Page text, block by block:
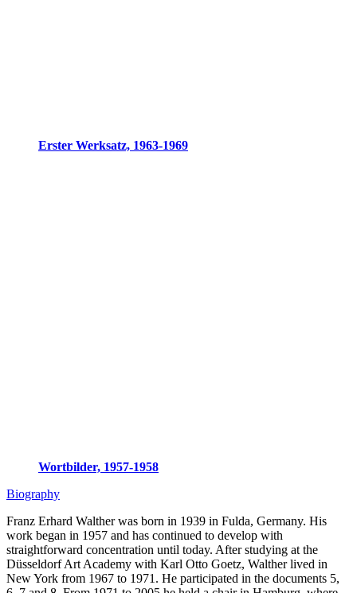
Erster Werksatz, 1963-1969
Wortbilder, 1957-1958
Biography
Franz Erhard Walther was born in 1939 in Fulda, Germany. His
work began in 1957 and has continued to develop with
straightforward concentration until today. After studying at the
Düsseldorf Art Academy with Karl Otto Goetz, Walther lived in
New York from 1967 to 1971. He participated in the documents 5,